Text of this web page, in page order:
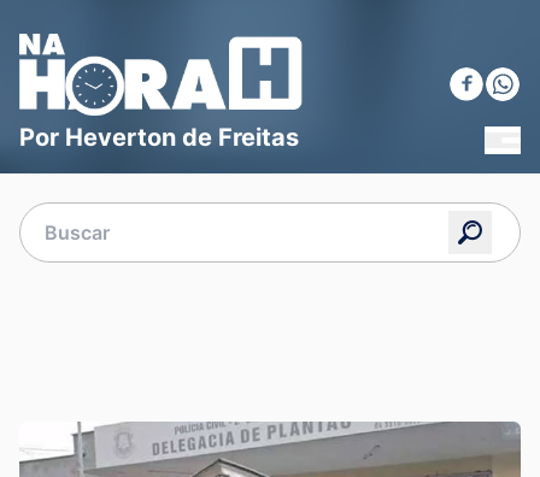
Blog Na Hora H
Por Heverton de Freitas